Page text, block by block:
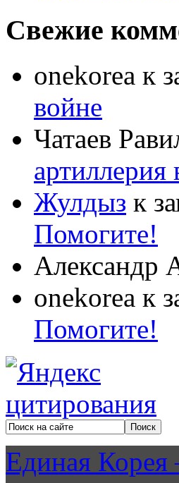
Свежие
onekorea к
войне
Чатаев
артиллерия
Жулдыз к
Помогите!
Александр
onekorea к
Помогите!
Единая Корея